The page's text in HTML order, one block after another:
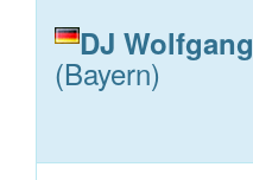
DJ Wolfgang
(Bayern)